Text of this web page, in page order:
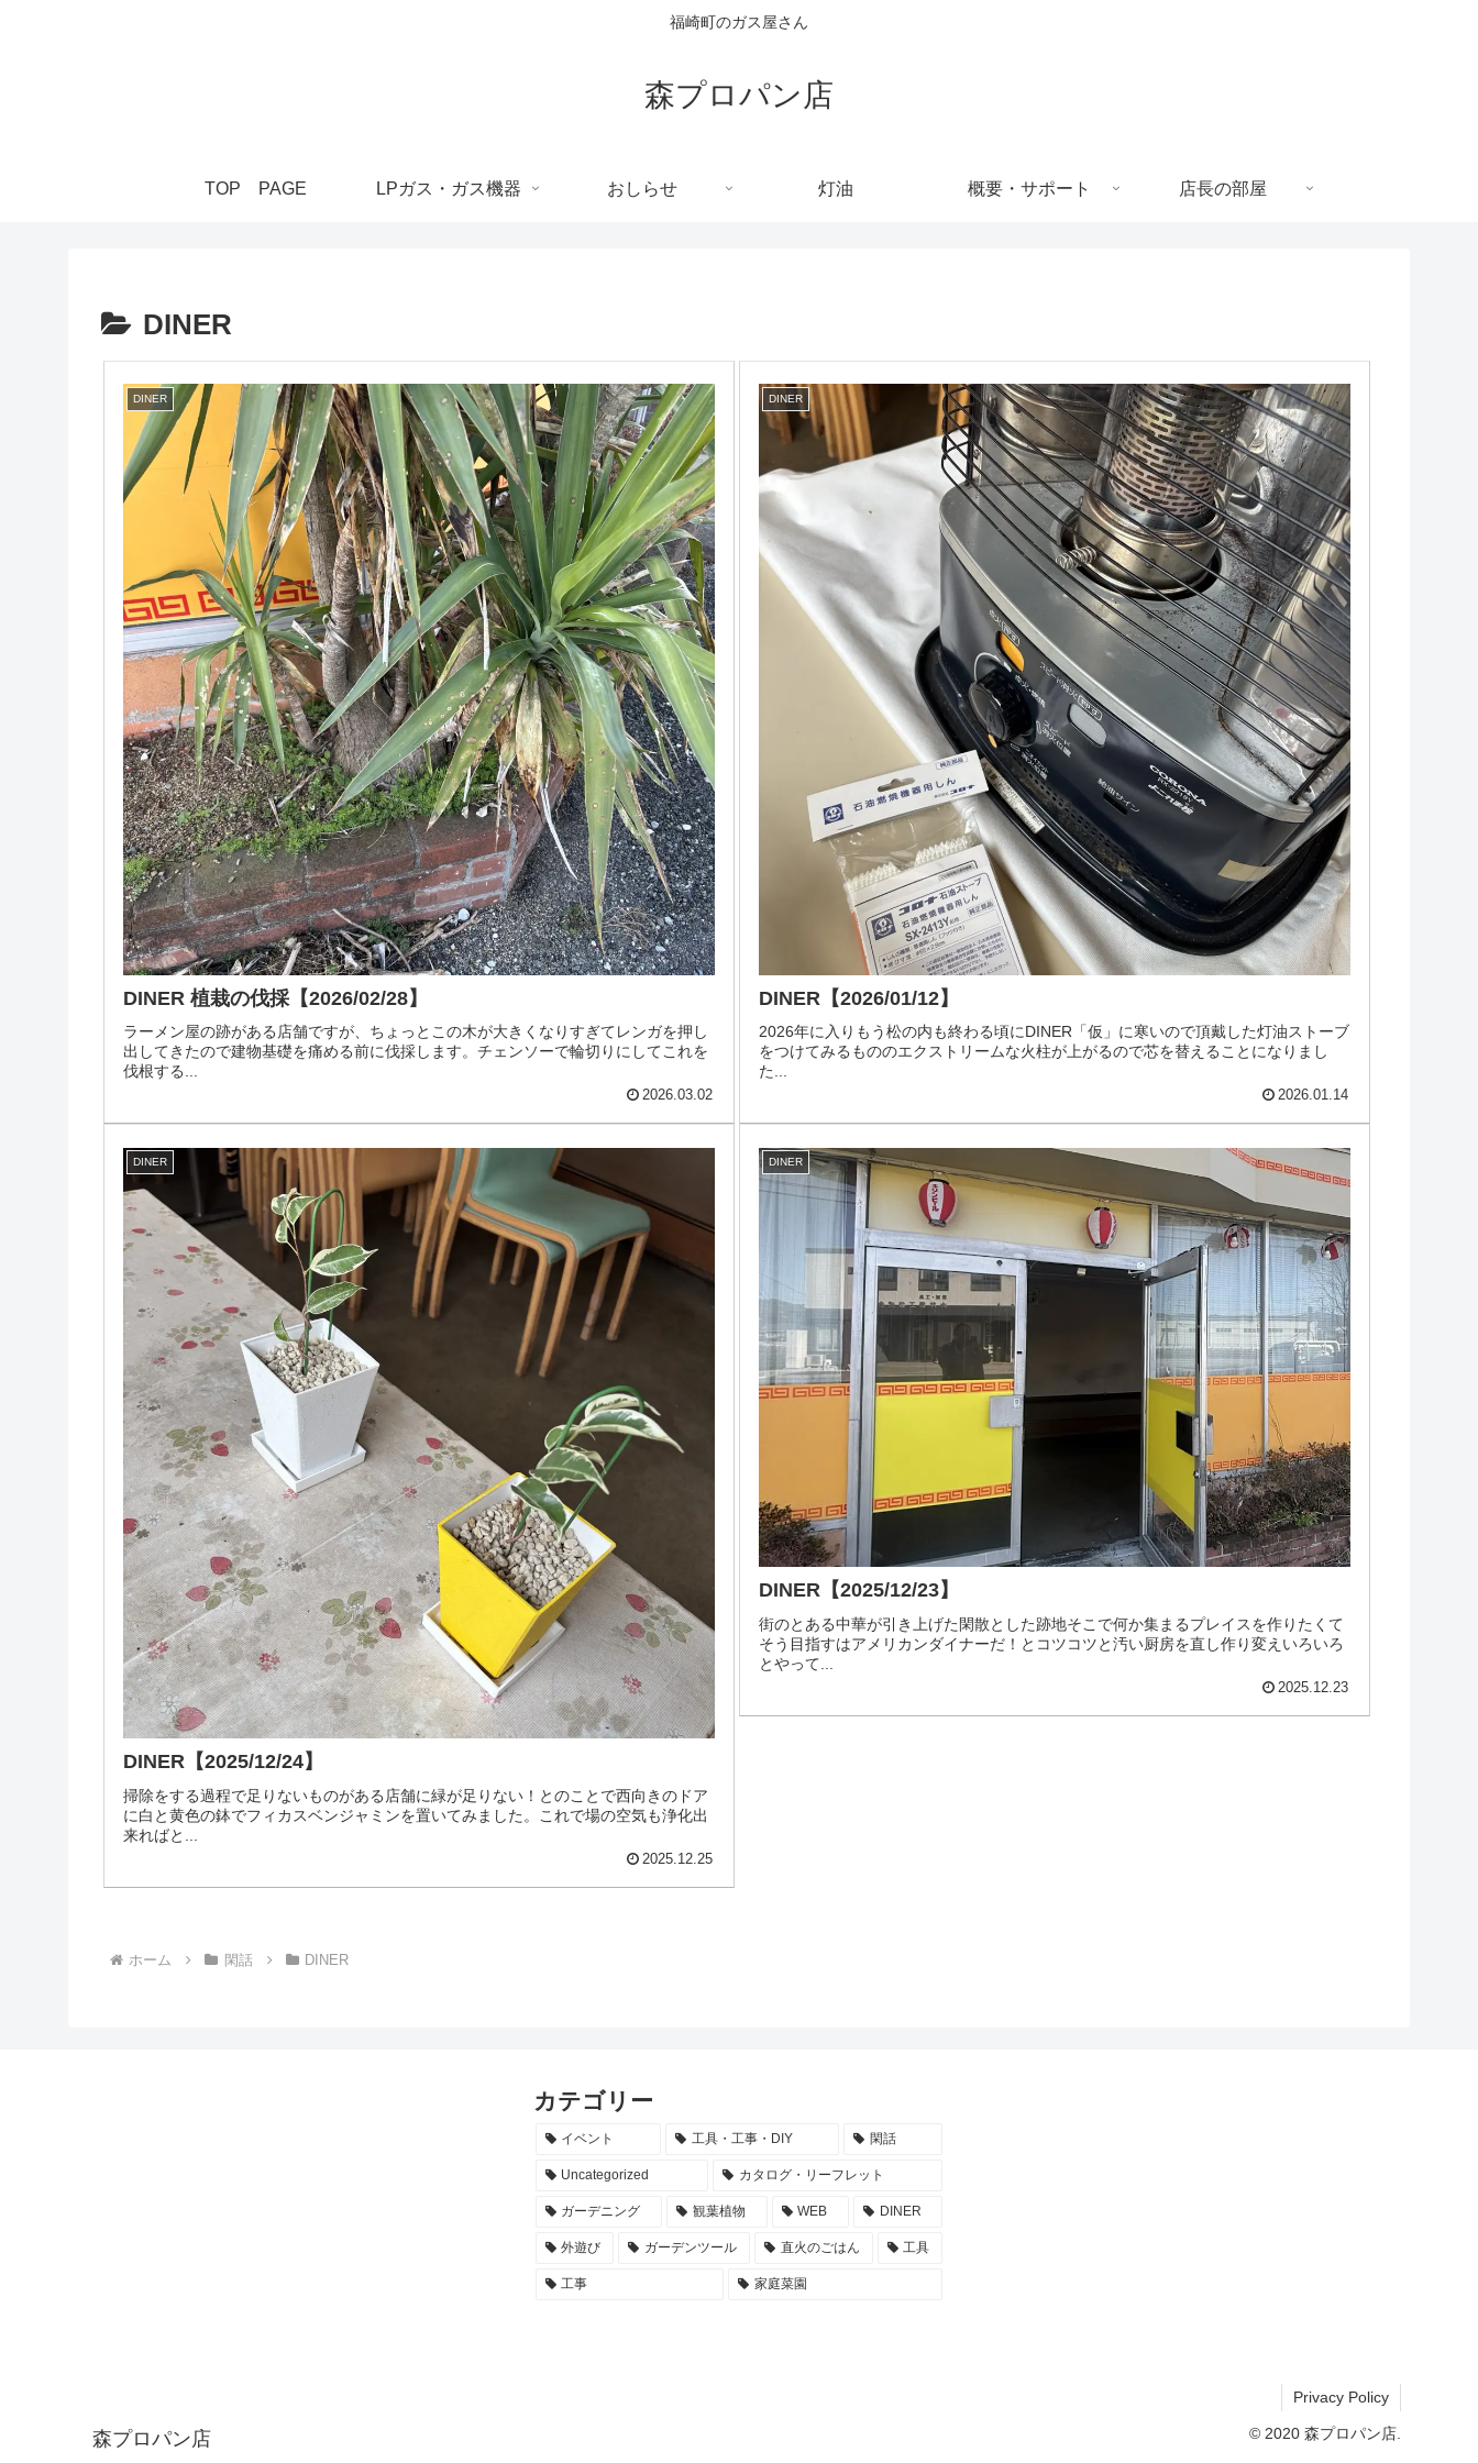
福崎町のガス屋さん
森プロパン店
TOP PAGE LPガス・ガス機器 おしらせ 灯油 概要・サポート 店長の部屋
DINER
DINER
DINER 植栽の伐採【2026/02/28】
ラーメン屋の跡がある店舗ですが、ちょっとこの木が大きくなりすぎてレンガを押し
出してきたので建物基礎を痛める前に伐採します。チェンソーで輪切りにしてこれを
伐根する...
2026.03.02
DINER
DINER【2026/01/12】
2026年に入りもう松の内も終わる頃にDINER「仮」に寒いので頂戴した灯油ストーブ
をつけてみるもののエクストリームな火柱が上がるので芯を替えることになりまし
た...
2026.01.14
DINER
DINER【2025/12/24】
掃除をする過程で足りないものがある店舗に緑が足りない！とのことで西向きのドア
に白と黄色の鉢でフィカスベンジャミンを置いてみました。これで場の空気も浄化出
来ればと...
2025.12.25
DINER
DINER【2025/12/23】
街のとある中華が引き上げた閑散とした跡地そこで何か集まるプレイスを作りたくて
そう目指すはアメリカンダイナーだ！とコツコツと汚い厨房を直し作り変えいろいろ
とやって...
2025.12.23
ホーム 閑話 DINER
カテゴリー
イベント 工具・工事・DIY 閑話
Uncategorized カタログ・リーフレット
ガーデニング 観葉植物 WEB DINER
外遊び ガーデンツール 直火のごはん 工具
工事 家庭菜園
森プロパン店
Privacy Policy
© 2020 森プロパン店.